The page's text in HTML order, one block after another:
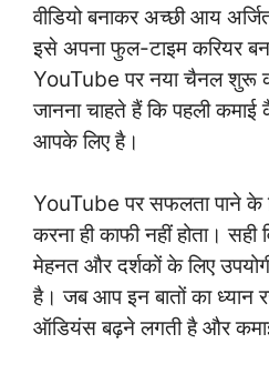
वीडियो बनाकर अच्छी आय
इसे अपना फुल-टाइम करियर
YouTube पर नया चैनल शुरू
जानना चाहते हैं कि पहली
आपके लिए है।
YouTube पर सफलता पाने के
करना ही काफी नहीं होता। सही
मेहनत और दर्शकों के लिए
है। जब आप इन बातों का ध्यान
ऑडियंस बढ़ने लगती है और